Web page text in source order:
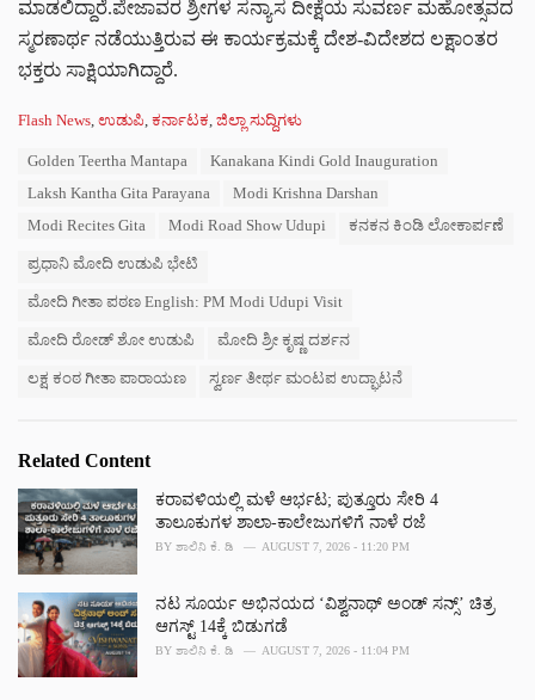
ಮಾಡಲಿದ್ದಾರೆ.ಪೇಜಾವರ ಶ್ರೀಗಳ ಸನ್ಯಾಸ ದೀಕ್ಷೆಯ ಸುವರ್ಣ ಮಹೋತ್ಸವದ
ಸ್ಮರಣಾರ್ಥ ನಡೆಯುತ್ತಿರುವ ಈ ಕಾರ್ಯಕ್ರಮಕ್ಕೆ ದೇಶ-ವಿದೇಶದ ಲಕ್ಷಾಂತರ
ಭಕ್ತರು ಸಾಕ್ಷಿಯಾಗಿದ್ದಾರೆ.
C
Flash News, ಉಡುಪಿ, ಕರ್ನಾಟಕ, ಜಿಲ್ಲಾ ಸುದ್ದಿಗಳು
Golden Teertha Mantapa
Kanakana Kindi Gold Inauguration
Laksh Kantha Gita Parayana
Modi Krishna Darshan
Modi Recites Gita
Modi Road Show Udupi ಕನಕನ ಕಿಂಡಿ ಲೋಕಾರ್ಪಣೆ
ಪ್ರಧಾನಿ ಮೋದಿ ಉಡುಪಿ ಭೇಟಿ
ಮೋದಿ ಗೀತಾ ಪಠಣ English: PM Modi Udupi Visit
ಮೋದಿ ರೋಡ್ ಶೋ ಉಡುಪಿ ಮೋದಿ ಶ್ರೀ ಕೃಷ್ಣ ದರ್ಶನ
ಲಕ್ಷ ಕಂಠ ಗೀತಾ ಪಾರಾಯಣ ಸ್ವರ್ಣ ತೀರ್ಥ ಮಂಟಪ ಉದ್ಘಾಟನೆ
Related Content
ಕರಾವಳಿಯಲ್ಲಿ ಮಳೆ ಆರ್ಭಟ; ಪುತ್ತೂರು ಸೇರಿ 4
ತಾಲೂಕುಗಳ ಶಾಲಾ-ಕಾಲೇಜುಗಳಿಗೆ ನಾಳೆ ರಜೆ
BY ಶಾಲಿನಿ ಕೆ. ಡಿ AUGUST 7, 2026 - 11:20 PM
ನಟ ಸೂರ್ಯ ಅಭಿನಯದ ‘ವಿಶ್ವನಾಥ್ ಅಂಡ್ ಸನ್ಸ್’ ಚಿತ್ರ
ಆಗಸ್ಟ್ 14ಕ್ಕೆ ಬಿಡುಗಡೆ
BY ಶಾಲಿನಿ ಕೆ. ಡಿ AUGUST 7, 2026 - 11:04 PM